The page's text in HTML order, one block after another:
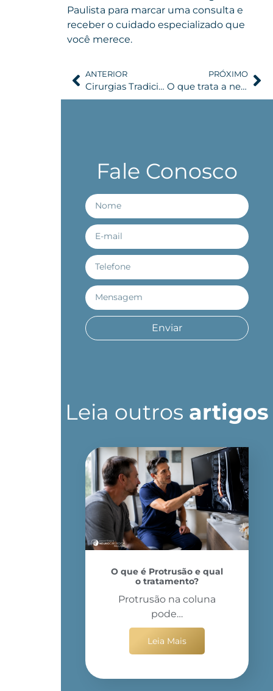
Paulista para marcar uma consulta e
receber o cuidado especializado que
você merece.
ANTERIOR
Cirurgias Tradicionais x Cirurgias Minimamente Invasivas: quais as vantagens e quando cada uma pode ser indicada na neurocirurgia
PRÓXIMO
O que trata a neurocirurgia? Entenda tudo o que atende esta especialidade
Fale Conosco
Enviar
Leia outros artigos
O que é Protrusão e qual
o tratamento?
Protrusão na coluna
pode…
Leia Mais